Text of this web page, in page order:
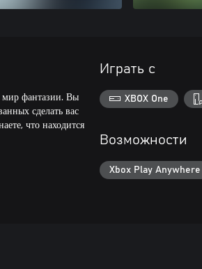
мир фантазии. Вы
сделать вас
что находится
Играть с
XBOX One
Возможности
Xbox Play Anywhere